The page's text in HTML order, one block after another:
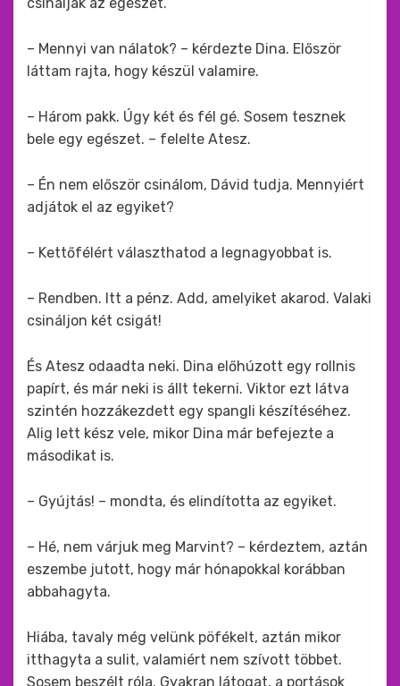
– Mennyi van nálatok? – kérdezte Dina. Először
láttam rajta, hogy készül valamire.
– Három pakk. Úgy két és fél gé. Sosem tesznek
bele egy egészet. – felelte Atesz.
– Én nem először csinálom, Dávid tudja. Mennyiért
adjátok el az egyiket?
– Kettőfélért választhatod a legnagyobbat is.
– Rendben. Itt a pénz. Add, amelyiket akarod. Valaki
csináljon két csigát!
És Atesz odaadta neki. Dina előhúzott egy rollnis
papírt, és már neki is állt tekerni. Viktor ezt látva
szintén hozzákezdett egy spangli készítéséhez.
Alig lett kész vele, mikor Dina már befejezte a
másodikat is.
– Gyújtás! – mondta, és elindította az egyiket.
– Hé, nem várjuk meg Marvint? – kérdeztem, aztán
eszembe jutott, hogy már hónapokkal korábban
abbahagyta.
Hiába, tavaly még velünk pöfékelt, aztán mikor
itthagyta a sulit, valamiért nem szívott többet.
Sosem beszélt róla. Gyakran látogat, a portások